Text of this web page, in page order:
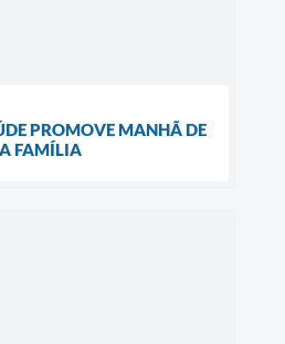
PROMOVE MANHÃ DE
FAMÍLIA